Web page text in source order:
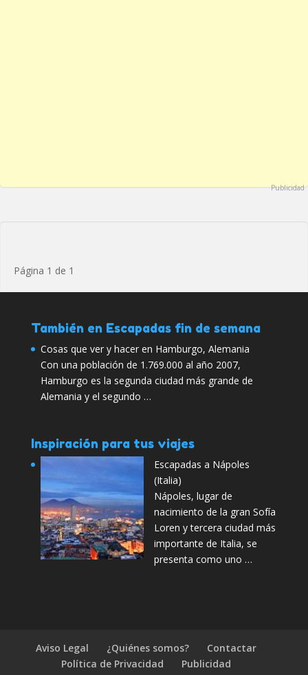
Publicidad
Página 1 de 1
También en Escapadas fin de semana
Cosas que ver y hacer en Hamburgo, Alemania
Con una población de 1.769.000 al año 2007,
Hamburgo es la segunda ciudad más grande de
Alemania y el segundo …
Inspiración para tus viajes
Escapadas a Nápoles
(Italia)
Nápoles, lugar de
nacimiento de la gran Sofía
Loren y tercera ciudad más
importante de Italia, se
presenta como uno …
Aviso Legal ¿Quiénes somos?
Contactar
Política de Privacidad
Publicidad